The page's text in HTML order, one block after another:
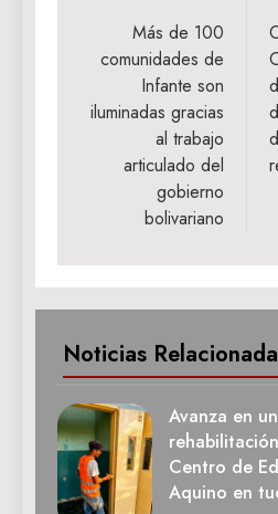
entradas
Más de 100
comunidades de
Infante son
iluminadas gracias
al trabajo
articulado del
gobierno
bolivariano
Noticias
Avanza en
Centro de
Aquino en